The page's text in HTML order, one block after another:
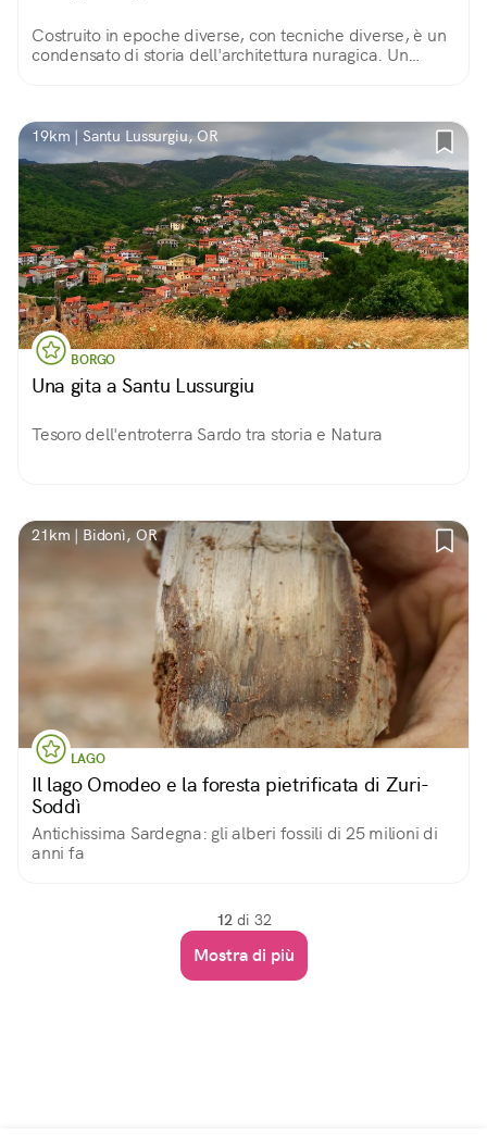
Costruito in epoche diverse, con tecniche diverse, è un
condensato di storia dell'architettura nuragica. Un
19km | Santu Lussurgiu, OR
BORGO
Una gita a Santu Lussurgiu
Tesoro dell'entroterra Sardo tra storia e Natura
21km | Bidonì, OR
LAGO
Il lago Omodeo e la foresta pietrificata di Zuri-
Soddì
Antichissima Sardegna: gli alberi fossili di 25 milioni di
anni fa
12 di 32
Mostra di più